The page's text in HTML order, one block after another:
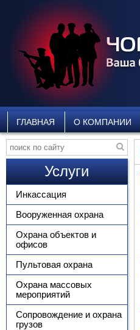
ГЛАВНАЯ О КОМПАНИИ
Услуги
Инкассация
Вооруженная охрана
Охрана объектов и
офисов
Пультовая охрана
Охрана массовых
мероприятий
Сопровождение и охрана
грузов